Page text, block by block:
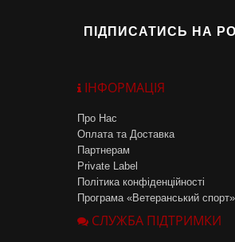
ПІДПИСАТИСЬ НА
ІНФОРМАЦІЯ
Про Нас
Оплата та Доставка
Партнерам
Private Label
Політика конфіденційності
Програма «Ветеранський спорт»
СЛУЖБА ПІДТРИМКИ